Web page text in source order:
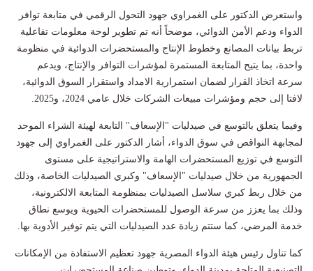
واستعرض الدكتور على الغمراوي جهود التحول الرقمي في متابعة توافر
الدواء ودعم الأمن الدوائي، موضحاً أنه تم تطوير لوحة معلومات تفاعلية
تربط بيانات المصانع وخطوط الإنتاج والمستحضرات الدوائية في منظومة
واحدة، بما يتيح المتابعة المستمرة لمؤشرات التوافر والإنتاج، ويدعم
سرعة اتخاذ القرار لضمان استمرارية الامداد واستقرار السوق الدوائية،
لافتا إلى حجم ومؤشرات مبيعات الشركات خلال عامي 2024، و2025.
وفيما يتعلق بالتوسع في صيدليات "الإسعاف" التابعة لهيئة الشراء الموحد
لمجابهة النواقص في سوق الدواء، أشار الدكتور على الغمراوي إلى جهود
التوسع في توزيع المستحضرات الهامة والاستراتيجية على مستوى
الجمهورية من خلال صيدليات "الإسعاف" وكبري الصيدليات الخاصة، وذلك
من خلال ربط كبري سلاسل الصيدليات بمنظومة المتابعة الالكترونية،
وذلك بما يعزز من سرعة الوصول للمستحضرات الحيوية ويوسع نطاق
خدمة المرضي، كما ستتم زيادة عدد الصيدليات التي يتم توفير الأدوية بها.
كما تناول رئيس هيئة الدواء المصرية جهود تعظيم الاستفادة من الإمكانات